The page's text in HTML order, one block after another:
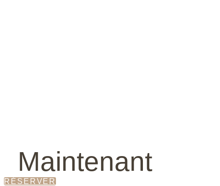
Maintenant
RÉSERVER